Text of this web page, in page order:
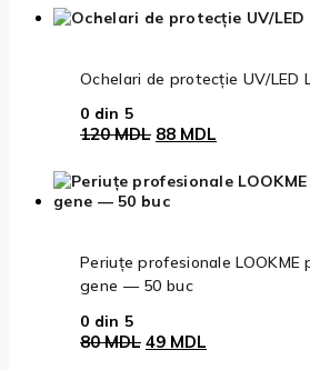
a
fost:
este:
159 MDL.
Ochelari de protecție UV/LED
0 din 5
120MDL Prețul
a
fost:
88 MDL
este:
Periuțe profesionale
gene — 50 buc
0 din 5
80MDL Prețul
49 MDL